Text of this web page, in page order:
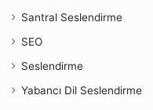
Santral Seslendirme
SEO
Seslendirme
Yabancı Dil Seslendirme